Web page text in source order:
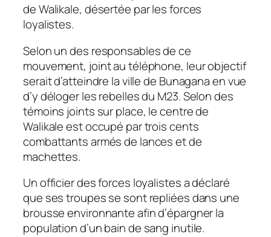
de Walikale, désertée par les forces
loyalistes.
Selon un des responsables de ce
mouvement, joint au téléphone, leur objectif
serait d’atteindre la ville de Bunagana en vue
d’y déloger les rebelles du M23. Selon des
témoins joints sur place, le centre de
Walikale est occupé par trois cents
combattants armés de lances et de
machettes.
Un officier des forces loyalistes a déclaré
que ses troupes se sont repliées dans une
brousse environnante afin d’épargner la
population d’un bain de sang inutile.